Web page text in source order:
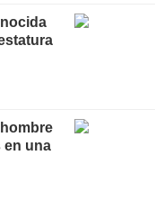
en una